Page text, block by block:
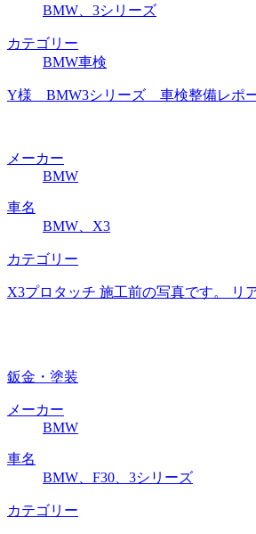
BMW、3シリーズ
カテゴリー
BMW車検
Y様 BMW3シリーズ 車検整備レポー
メーカー
BMW
車名
BMW、X3
カテゴリー
X3プロタッチ 施工前の写真です。 リ
鈑金・塗装
メーカー
BMW
車名
BMW、F30、3シリーズ
カテゴリー